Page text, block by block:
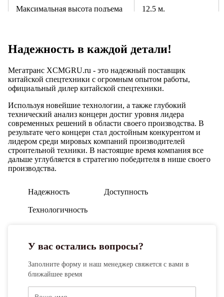
Максимальная высота подъема
12,5 м.
опускания крюка **
Угол поворота колонны Полная ротация
Номинальная потребляемая
мощность
18 кВт
Номинальное давление рабочей
жидкости на выходе
28,6 МПа (286 кгс/
см2)
Номинальная подача рабочей
жидкости
40 л./мин.
Емкость гидробака
Габаритная длина в
4,01 м.
Габаритная высота в
2,363м.
Собственная масса с
аутригерами
Надежность в каждой детали!
Мегатранс XCMGRU.ru - это надежный поставщик
китайской спецтехники с огромным опытом работы,
официальный дилер китайской спецтехники.
Используя новейшие технологии, а также глубокий
технический анализ концерн достиг уровня лидера
современных решений в области своего производства. В
результате чего концерн стал достойным конкурентом и
лидером среди мировых компаний производителей
строительной техники. В настоящие время компания все
дальше углубляется в стратегию победителя в нише своего
производства.
Надежность Доступность
Технологичность
У вас остались вопросы?
Заполните форму и наш менеджер свяжется с вами в
ближайшее время